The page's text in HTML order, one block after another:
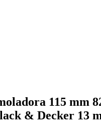
115 mm
& Decker 13